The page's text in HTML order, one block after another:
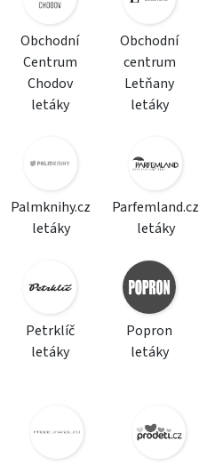
Obchodní
Centrum
Chodov
letáky
Obchodní
centrum
Letňany
letáky
Palmknihy.cz
letáky
Parfemland.cz
letáky
Petrklíč
letáky
Popron
letáky